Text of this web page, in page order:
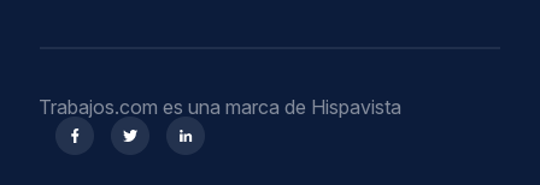
Trabajos.com es una marca de Hispavista